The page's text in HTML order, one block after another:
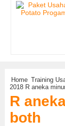
Home Training
2018 R aneka
R
both